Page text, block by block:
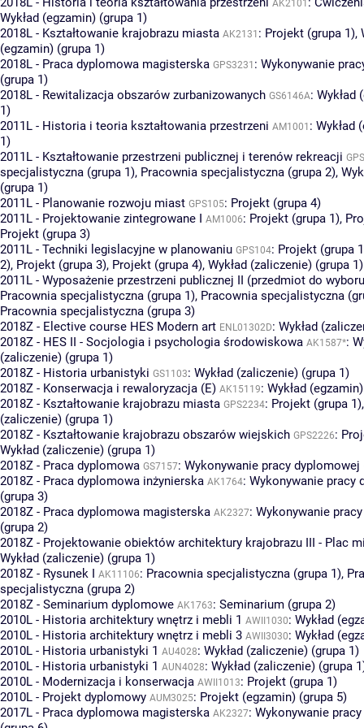
AK2101
Wykład (egzamin) (grupa 1)
2018L - Kształtowanie krajobrazu miasta AK2131 : Projekt (grupa 1),
(egzamin) (grupa 1)
2018L - Praca dyplomowa magisterska GPS3231 : Wykonywanie
(grupa 1)
2018L - Rewitalizacja obszarów zurbanizowanych GS6146A: Wykład
1)
2011L - Historia i teoria kształtowania przestrzeni AM1001 : Wykład
1)
2011L - Kształtowanie przestrzeni publicznej i terenów rekreacji
specjalistyczna (grupa 1), Pracownia specjalistyczna (grupa 2),
(grupa 1)
2011L - Planowanie rozwoju miast GPS105: Projekt (grupa 4)
2011L - Projektowanie zintegrowane I AM1006: Projekt (grupa 1),
Projekt (grupa 3)
2011L - Techniki legislacyjne w planowaniu GPS104: Projekt (grupa
2), Projekt (grupa 3), Projekt (grupa 4), Wykład (zaliczenie) (grupa 1)
2011L - Wyposażenie przestrzeni publicznej II (przedmiot do
Pracownia specjalistyczna (grupa 1), Pracownia specjalistyczna
Pracownia specjalistyczna (grupa 3)
2018Z - Elective course HES Modern art ENL01302D: Wykład
2018Z - HES II - Socjologia i psychologia środowiskowa AK1587*:
(zaliczenie) (grupa 1)
2018Z - Historia urbanistyki GS1103: Wykład (zaliczenie) (grupa 1)
2018Z - Konserwacja i rewaloryzacja (E) AK15119: Wykład
2018Z - Kształtowanie krajobrazu miasta GPS2234: Projekt (grupa 1)
(zaliczenie) (grupa 1)
2018Z - Kształtowanie krajobrazu obszarów wiejskich GPS2226:
Wykład (zaliczenie) (grupa 1)
2018Z - Praca dyplomowa GS7157: Wykonywanie pracy dyplomowej
2018Z - Praca dyplomowa inżynierska AK1764: Wykonywanie pracy
(grupa 3)
2018Z - Praca dyplomowa magisterska AK2327: Wykonywanie
(grupa 2)
2018Z - Projektowanie obiektów architektury krajobrazu III - Plac
Wykład (zaliczenie) (grupa 1)
2018Z - Rysunek I AK11106: Pracownia specjalistyczna (grupa 1),
specjalistyczna (grupa 2)
2018Z - Seminarium dyplomowe AK1763: Seminarium (grupa 2)
2010L - Historia architektury wnętrz i mebli 1 AWII1030: Wykład
2010L - Historia architektury wnętrz i mebli 3 AWII3030: Wykład
2010L - Historia urbanistyki 1 AU4028: Wykład (zaliczenie) (grupa 1)
2010L - Historia urbanistyki 1 AUN4028: Wykład (zaliczenie) (grupa
2010L - Modernizacja i konserwacja AWII1013: Projekt (grupa 1)
2010L - Projekt dyplomowy AUM3025: Projekt (egzamin) (grupa 5)
2017L - Praca dyplomowa magisterska AK2327: Wykonywanie